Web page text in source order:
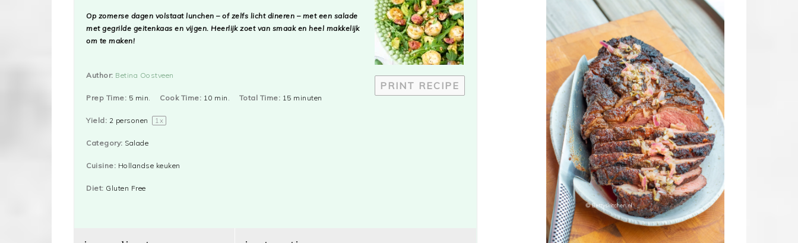
PRINT RECIPE
Op zomerse dagen volstaat lunchen – of zelfs licht dineren – met een salade
met gegrilde geitenkaas en vijgen. Heerlijk zoet van smaak en heel makkelijk
om te maken!
Author: Betina Oostveen
Prep Time: 5 min. Cook Time: 10 min. Total Time: 15 minuten
Yield: 2 personen 1x
Category: Salade
Cuisine: Hollandse keuken
Diet: Gluten Free